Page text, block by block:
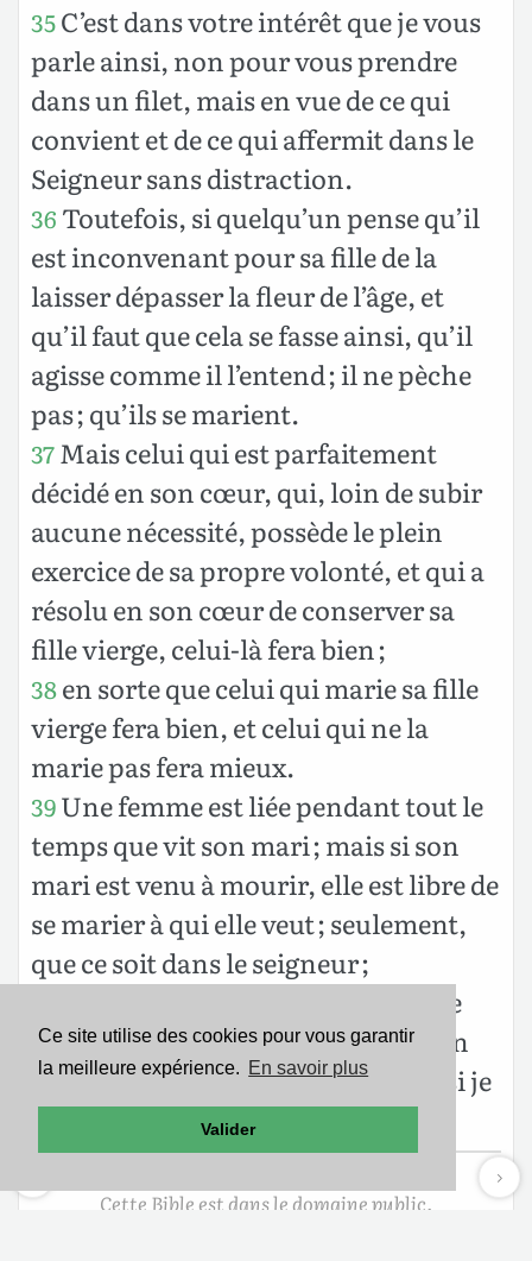
Ce site utilise des cookies pour vous garantir
la meilleure expérience. En savoir plus
Valider
35C’est dans votre intérêt que je vous
parle ainsi, non pour vous prendre
dans un filet, mais en vue de ce qui
convient et de ce qui affermit dans le
Seigneur sans distraction.
36 Toutefois, si quelqu’un pense qu’il
est inconvenant pour sa fille de la
laisser dépasser la fleur de l’âge, et
qu’il faut que cela se fasse ainsi, qu’il
agisse comme il l’entend ; il ne pèche
pas ; qu’ils se marient.
37Mais celui qui est parfaitement
décidé en son cœur, qui, loin de subir
aucune nécessité, possède le plein
exercice de sa propre volonté, et qui a
résolu en son cœur de conserver sa
fille vierge, celui-là fera bien ;
38en sorte que celui qui marie sa fille
vierge fera bien, et celui qui ne la
marie pas fera mieux.
39Une femme est liée pendant tout le
temps que vit son mari ; mais si son
mari est venu à mourir, elle est libre de
se marier à qui elle veut ; seulement,
que ce soit dans le seigneur ;
toutefois, si elle demeure comme
elle est, elle est plus heureuse à mon
avis, car je m’imagine que moi aussi je
possède l’esprit de Dieu.
Cette Bible est dans le domaine public.